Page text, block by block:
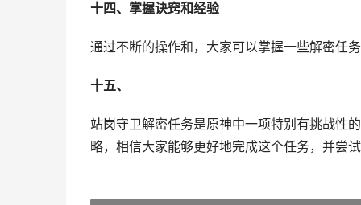
十四、掌握诀窍和经验
通过不断的操作和，大家可以掌握一些解密任
十五、
站岗守卫解密任务是原神中一项特别有挑战性
略，相信大家能够更好地完成这个任务，并尝